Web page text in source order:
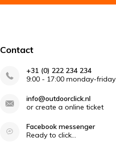
Contact
+31 (0) 222 234 234
9:00 - 17:00 monday-friday
info@outdoorclick.nl
or create a online ticket
Facebook messenger
Ready to click...